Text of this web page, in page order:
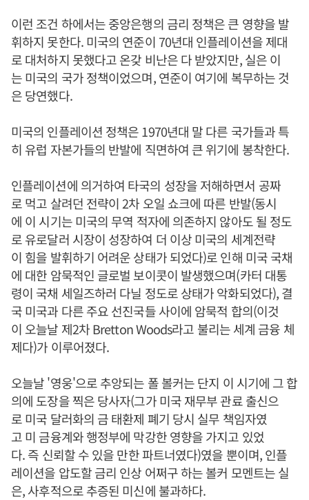
이런 조건 하에서는 중앙은행의 금리 정책은 큰 영향을 발
휘하지 못한다. 미국의 연준이 70년대 인플레이션을 제대
로 대처하지 못했다고 온갖 비난은 다 받았지만, 실은 이
는 미국의 국가 정책이었으며, 연준이 여기에 복무하는 것
은 당연했다.
미국의 인플레이션 정책은 1970년대 말 다른 국가들과 특
히 유럽 자본가들의 반발에 직면하여 큰 위기에 봉착한다.
인플레이션에 의거하여 타국의 성장을 저해하면서 공짜
로 먹고 살려던 전략이 2차 오일 쇼크에 따른 반발(동시
에 이 시기는 미국의 무역 적자에 의존하지 않아도 될 정도
로 유로달러 시장이 성장하여 더 이상 미국의 세계전략
이 힘을 발휘하기 어려운 상태가 되었다)로 인해 미국 국채
에 대한 암묵적인 글로벌 보이콧이 발생했으며(카터 대통
령이 국채 세일즈하러 다닐 정도로 상태가 악화되었다), 결
국 미국과 다른 주요 선진국들 사이에 암묵적 합의(이것
이 오늘날 제2차 Bretton Woods라고 불리는 세계 금융 체
제다)가 이루어졌다.
오늘날 '영웅'으로 추앙되는 폴 볼커는 단지 이 시기에 그 합
의에 도장을 찍은 당사자(그가 미국 재무부 관료 출신으
로 미국 달러화의 금 태환제 폐기 당시 실무 책임자였
고 미 금융계와 행정부에 막강한 영향을 가지고 있었
다. 즉 신뢰할 수 있을 만한 파트너였다)였을 뿐이며, 인플
레이션을 압도할 금리 인상 어쩌구 하는 볼커 모멘트는 실
은, 사후적으로 추증된 미신에 불과하다.